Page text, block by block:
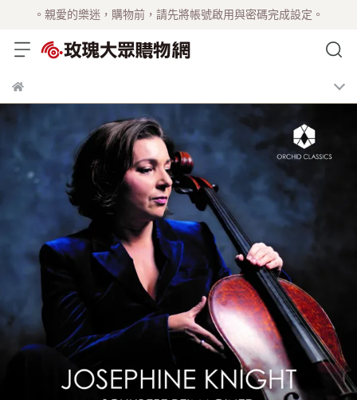
。親愛的樂迷，購物前，請先將帳號啟用與密碼完成設定。